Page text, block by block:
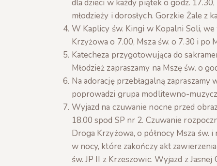
dla dzieci w każdy piątek o godz.
młodzieży i dorosłych. Gorzkie Żale z
W Kaplicy św. Kingi w Kopalni Soli,
Krzyżowa o 7.00, Msza św. o 7.30 i po
Katecheza przygotowująca do
Młodzież zapraszamy na Mszę św. o
Na adorację przebłagalną
poprowadzi grupa modlitewno-
Wyjazd na czuwanie nocne przed
18.00 spod SP nr 2. Czuwanie
Droga Krzyżowa, o północy Msza św.
w nocy, które zakończy akt
św. JP II z Krzeszowic. Wyjazd z